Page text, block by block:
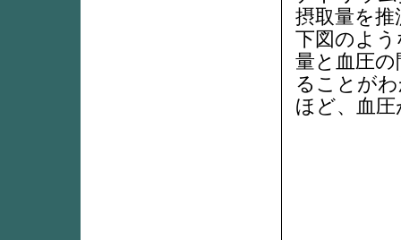
摂取量を
下図のよ
量と血圧
ることが
ほど、血